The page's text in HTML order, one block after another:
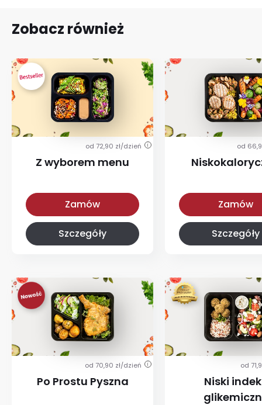
Zobacz również
od 72,90 zł/dzień i
Z wyborem menu
Zamów
Szczegóły
od 70,90 zł/dzień i
Po Prostu Pyszna
od
Zamów
Szczegóły
od
Niski